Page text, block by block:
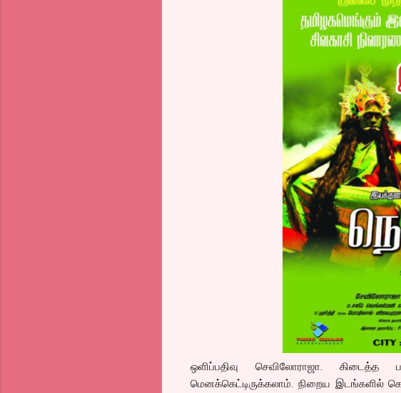
ஒளிப்பதிவு செவிலோராஜா. கிடைத்த
மெனக்கெட்டிருக்கலாம். நிறைய இடங்களில்